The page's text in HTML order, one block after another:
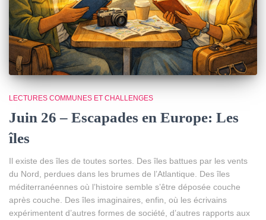
LECTURES COMMUNES ET CHALLENGES
Juin 26 – Escapades en Europe: Les
îles
Il existe des îles de toutes sortes. Des îles battues par les vents
du Nord, perdues dans les brumes de l’Atlantique. Des îles
méditerranéennes où l’histoire semble s’être déposée couche
après couche. Des îles imaginaires, enfin, où les écrivains
expérimentent d’autres formes de société, d’autres rapports aux